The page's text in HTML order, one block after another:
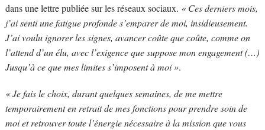
dans une lettre publiée sur les réseaux sociaux. « Ces derniers mois,
j’ai senti une fatigue profonde s’emparer de moi, insidieusement.
J’ai voulu ignorer les signes, avancer coûte que coûte, comme on
l’attend d’un élu, avec l’exigence que suppose mon engagement (…)
Jusqu’à ce que mes limites s’imposent à moi ».
« Je fais le choix, durant quelques semaines, de me mettre
temporairement en retrait de mes fonctions pour prendre soin de
moi et retrouver toute l’énergie nécessaire à la mission que vous